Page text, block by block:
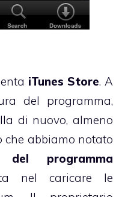
iTunes Store. A
del programma,
di nuovo, almeno
che abbiamo notato
del programma
nel caricare le